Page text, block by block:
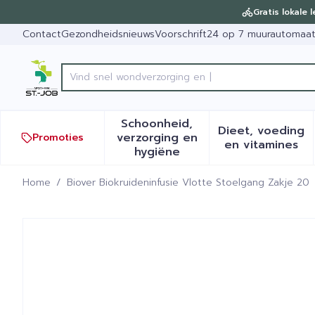
Gratis lokale
ContactGezondheidsnieuwsVoorschrift24 op 7 muurautomaat
Product, merk, categorie...
Promoties
Schoonheid,
verzorging en
hygiëneToon submenu voor
Dieet, voeding
en vitamines
Toon
Home / Biover Biokruideninfusie Vlotte Stoelgang Zakje 20
Biover Biokruideninfusie